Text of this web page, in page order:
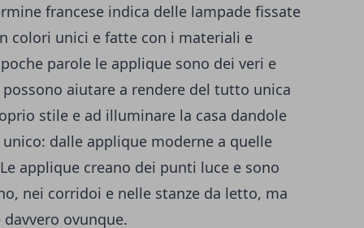
francese indica delle lampade fissate
colori unici e fatte con i materiali e
parole le applique sono dei veri e
aiutare a rendere del tutto unica
stile e ad illuminare la casa dandole
dalle applique moderne a quelle
applique creano dei punti luce e sono
nei corridoi e nelle stanze da letto, ma
ovunque.